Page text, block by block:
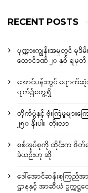
RECENT POSTS
ပုဏ္ဏားကျွန်းအမှုတွင် မု
ထောင်ဒဏ် ၂၀ နှစ် ချမှတ်
အောင်ပန်းတွင် ပျော
ပျက်၌တွေ့ရှိ
တိုက်ပွဲနှင့် ဗုံးကြဲမှုများ
၂၅၀ နီးပါး တိုးလာ
စစ်အုပ်စုကို ထိုင်းက ဖိတ်
ခဲယဉ်းဟု ဆို
ဒေါ်အောင်ဆန်းစုကြည်အာ
ဌာနနှင့် အာဆီယံ ဥက္ကဋ္ဌ